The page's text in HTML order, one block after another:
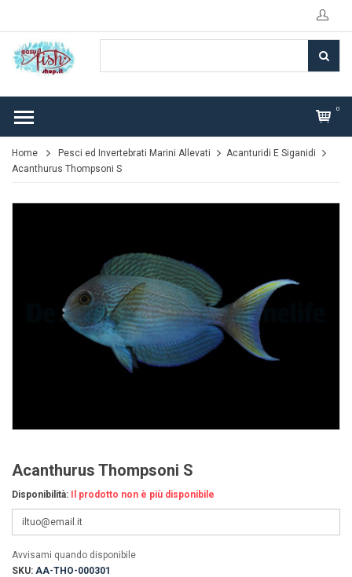
0
Home Pesci ed Invertebrati Marini Allevati
Acanturidi E Siganidi
Acanthurus Thompsoni S
Acanthurus Thompsoni S
Disponibilità: Il prodotto non è più disponibile
Avvisami quando disponibile
SKU: AA-THO-000301